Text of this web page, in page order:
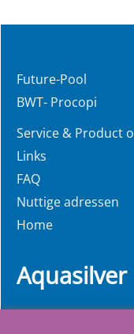
Future-Pool
BWT- Procopi
Service & Product
Links
FAQ
Nuttige adressen
Home
Aquasilver
Wij richten